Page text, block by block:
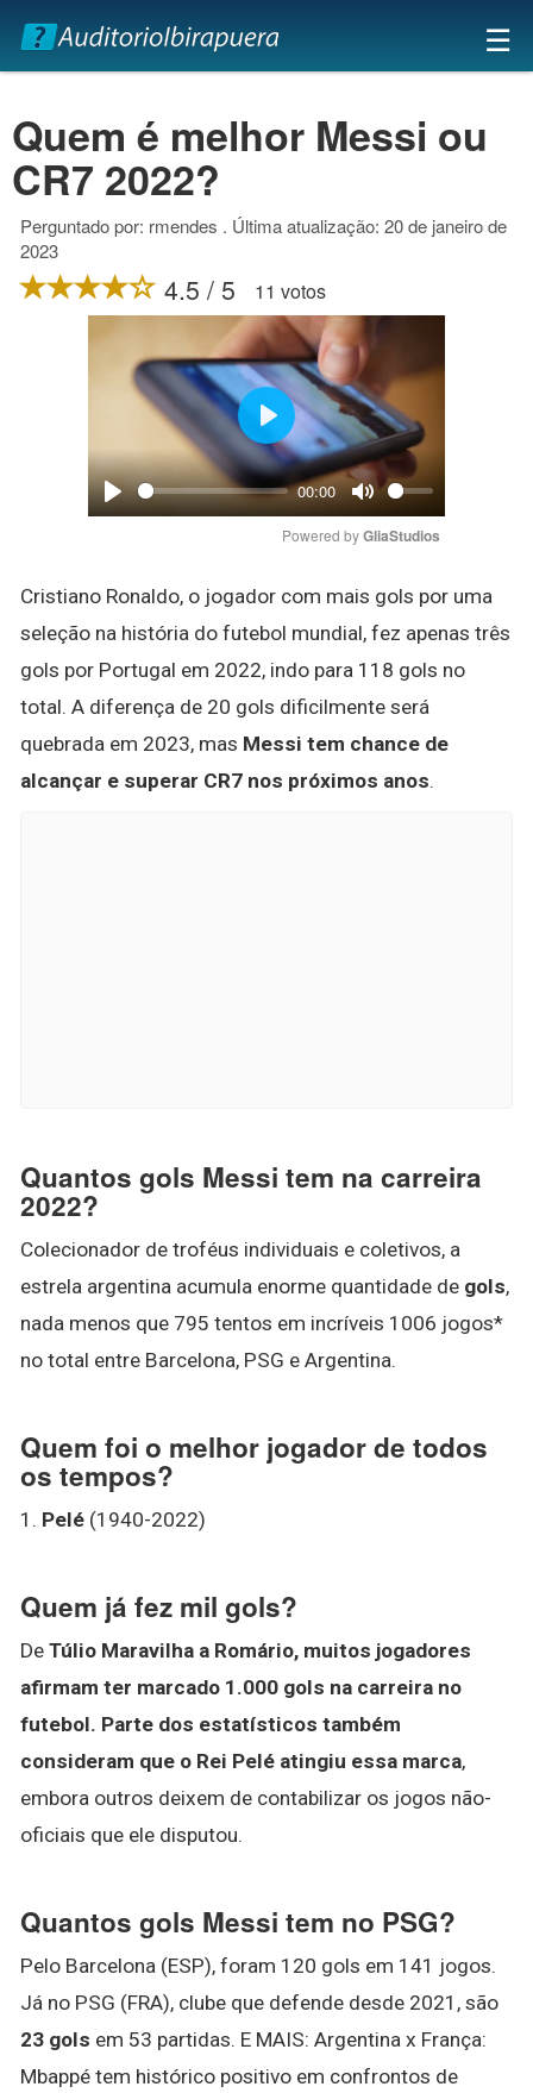
×
☰
Quem é melhor Messi ou
CR7 2022?
Perguntado por: rmendes . Última atualização: 20 de janeiro de
2023
4.5 / 5 11 votos
Play
00:00
Mute
Play
Powered by GliaStudios
Cristiano Ronaldo, o jogador com mais gols por uma
seleção na história do futebol mundial, fez apenas três
gols por Portugal em 2022, indo para 118 gols no
total. A diferença de 20 gols dificilmente será
quebrada em 2023, mas Messi tem chance de
alcançar e superar CR7 nos próximos anos.
Quantos gols Messi tem na carreira
2022?
Colecionador de troféus individuais e coletivos, a
estrela argentina acumula enorme quantidade de gols,
nada menos que 795 tentos em incríveis 1006 jogos*
no total entre Barcelona, PSG e Argentina.
Quem foi o melhor jogador de todos
os tempos?
1. Pelé (1940-2022)
Quem já fez mil gols?
De Túlio Maravilha a Romário, muitos jogadores
afirmam ter marcado 1.000 gols na carreira no
futebol. Parte dos estatísticos também
consideram que o Rei Pelé atingiu essa marca,
embora outros deixem de contabilizar os jogos não-
oficiais que ele disputou.
Quantos gols Messi tem no PSG?
Pelo Barcelona (ESP), foram 120 gols em 141 jogos.
Já no PSG (FRA), clube que defende desde 2021, são
23 gols em 53 partidas. E MAIS: Argentina x França:
Mbappé tem histórico positivo em confrontos de